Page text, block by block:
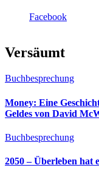
Facebook
Versäumt
Buchbesprechung
Money: Eine
Geldes von David
Buchbesprechung
2050 – Überleben hat